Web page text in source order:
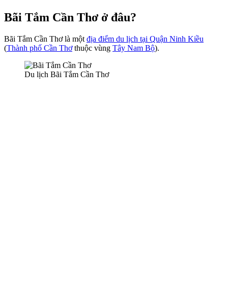
Bãi Tắm Cần Thơ ở đâu?
Bãi Tắm Cần Thơ là một địa điểm du lịch tại Quận Ninh Kiều
(Thành phố Cần Thơthuộc vùng Tây Nam Bộ).
Du lịch Bãi Tắm Cần Thơ